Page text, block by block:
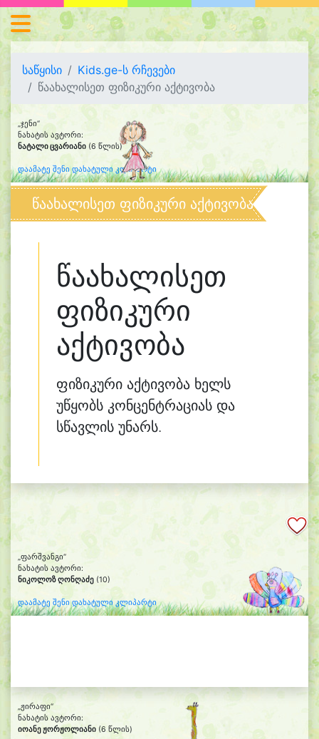
საწყისი
Kids.ge-ს რჩევები
წაახალისეთ ფიზიკური აქტივობა
„ჯენი“
ნახატის ავტორი:
ნატალი ცვარიანი (6 წლის)
დაამატე შენი დახატული კლიპარტი
წაახალისეთ ფიზიკური აქტივობა
წაახალისეთ
ფიზიკური
აქტივობა
ფიზიკური აქტივობა ხელს
უწყობს კონცენტრაციას და
სწავლის უნარს.
„ფარშვანგი“
ნახატის ავტორი:
ნიკოლოზ ღონღაძე (10)
დაამატე შენი დახატული კლიპარტი
„ჟირაფი“
ნახატის ავტორი:
იოანე ჟორჟოლიანი (6 წლის)